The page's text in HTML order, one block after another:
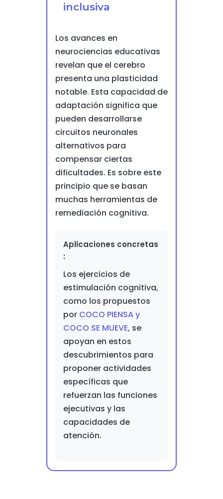
inclusiva
Los avances en
neurociencias educativas
revelan que el cerebro
presenta una plasticidad
notable. Esta capacidad de
adaptación significa que
pueden desarrollarse
circuitos neuronales
alternativos para
compensar ciertas
dificultades. Es sobre este
principio que se basan
muchas herramientas de
remediación cognitiva.
Aplicaciones concretas
:
Los ejercicios de
estimulación cognitiva,
como los propuestos
por COCO PIENSA y
COCO SE MUEVE, se
apoyan en estos
descubrimientos para
proponer actividades
específicas que
refuerzan las funciones
ejecutivas y las
capacidades de
atención.